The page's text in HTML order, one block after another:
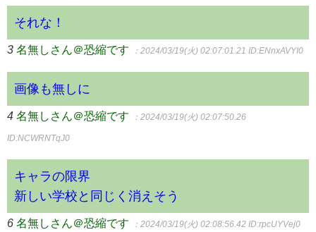
それな！
3 名無しさん＠恐縮です ：2024/03/19(火) 02:07:01.21 ID:ENnxAVYI0
画像も無しに
4 名無しさん＠恐縮です ：2024/03/19(火) 02:07:50.26
ID:NCWRNTqJ0
キャラの限界
新しい学校と同じく消えそう
6 名無しさん＠恐縮です ：2024/03/19(火) 02:08:56.42 ID:rpcUYVej0